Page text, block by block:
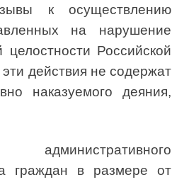
к осуществлению
на нарушение
целостности Российской
действия не содержат
наказуемого деяния,
административного
граждан в размере от